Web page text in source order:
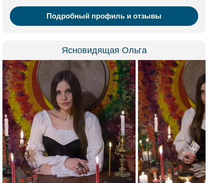
Подробный профиль и отзывы
Ясновидящая Ольга